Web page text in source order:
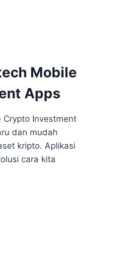
Mobile
Apps
Crypto Investment
dan mudah
kripto. Aplikasi
cara kita